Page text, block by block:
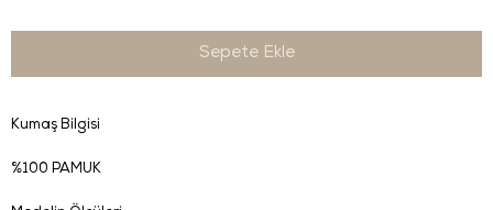
Kumaş Bilgisi
%100 PAMUK